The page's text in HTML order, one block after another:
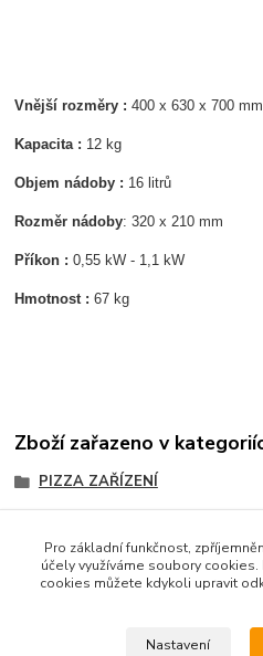
Vnější rozměry :400 x 630 x 700 mm
Kapacita : 12 kg
Objem nádoby : 16 litrů
Rozměr nádoby: 320 x 210 mm
Příkon :0,55 kW - 1,1 kW
Hmotnost :67 kg
Zboží zařazeno v
PIZZA ZAŘÍZENÍ
Hnětače RESTO ITALIA
vystavit kupujícímu účtenku.
Pro základní funkčnost,
účely využíváme soubory
cookies můžete kdykoli upravit
Nastavení